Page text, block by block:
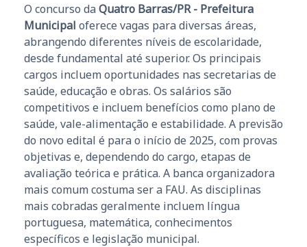
O concurso da Quatro Barras/PR - Prefeitura
Municipal oferece vagas para diversas áreas,
abrangendo diferentes níveis de escolaridade,
desde fundamental até superior. Os principais
cargos incluem oportunidades nas secretarias de
saúde, educação e obras. Os salários são
competitivos e incluem benefícios como plano de
saúde, vale-alimentação e estabilidade. A previsão
do novo edital é para o início de 2025, com provas
objetivas e, dependendo do cargo, etapas de
avaliação teórica e prática. A banca organizadora
mais comum costuma ser a FAU. As disciplinas
mais cobradas geralmente incluem língua
portuguesa, matemática, conhecimentos
específicos e legislação municipal.